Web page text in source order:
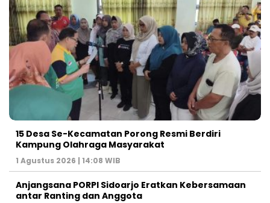
15 Desa Se-Kecamatan Porong Resmi Berdiri
Kampung Olahraga Masyarakat
1 Agustus 2026 | 14:08 WIB
Anjangsana PORPI Sidoarjo Eratkan Kebersamaan
antar Ranting dan Anggota